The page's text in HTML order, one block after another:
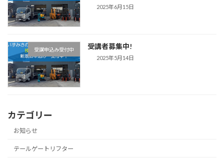
2025年6月15日
受講申込み受付中 受講者募集中!
2025年5月14日
カテゴリー
お知らせ
テールゲートリフター